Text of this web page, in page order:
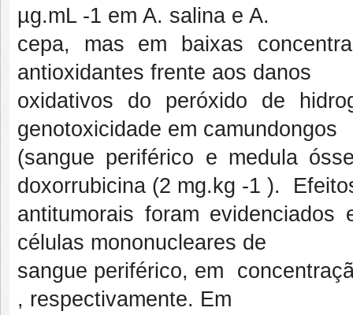
µg.mL -1 em A. salina e A.
cepa, mas em baixas
antioxidantes frente aos danos
oxidativos do peróxido de
genotoxicidade em camundongos
(sangue periférico e medula
doxorrubicina (2 mg.kg -1 ).
antitumorais foram
células mononucleares de
sangue periférico, em
, respectivamente. Em